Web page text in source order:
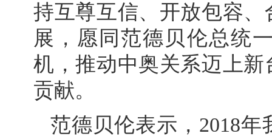
持互尊互信、开放包容
展，愿同范德贝伦总统
机，推动中奥关系迈上
贡献。
范德贝伦表示，2018